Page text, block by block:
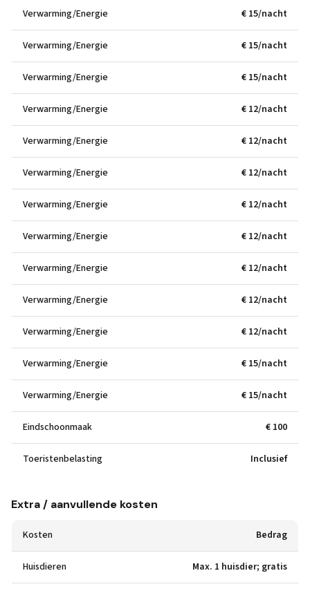
Verwarming/Energie € 15/nacht
Verwarming/Energie € 15/nacht
Verwarming/Energie € 15/nacht
Verwarming/Energie € 12/nacht
Verwarming/Energie € 12/nacht
Verwarming/Energie € 12/nacht
Verwarming/Energie € 12/nacht
Verwarming/Energie € 12/nacht
Verwarming/Energie € 12/nacht
Verwarming/Energie € 12/nacht
Verwarming/Energie € 12/nacht
Verwarming/Energie € 15/nacht
Verwarming/Energie € 15/nacht
Eindschoonmaak € 100
Toeristenbelasting Inclusief
Extra / aanvullende kosten
Kosten Bedrag
Huisdieren Max. 1 huisdier; gratis